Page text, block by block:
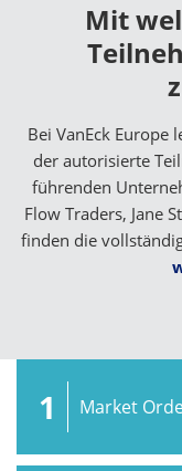
Mit
Bei VanEck Europe
der autorisierte
führenden
Flow Traders, Jane
finden die
1 Market